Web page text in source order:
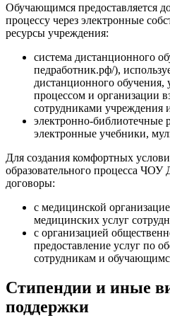
Обучающимся предоставляется
процессу через электронные
ресурсы учреждения:
система дистанционного
педработник.рф/),
дистанционного
процессом и организации
сотрудниками учреждения
электронно-библиотечные
электронные учебники,
Для создания комфортных
образовательного процесса
договоры:
с медицинской
медицинских услуг
с организацией
предоставление услуг по
сотрудникам и
Стипендии и иные
поддержки